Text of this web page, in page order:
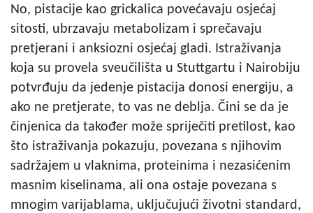
No, pistacije kao grickalica povećavaju osjećaj
sitosti, ubrzavaju metabolizam i sprečavaju
pretjerani i anksiozni osjećaj gladi. Istraživanja
koja su provela sveučilišta u Stuttgartu i Nairobiju
potvrđuju da jedenje pistacija donosi energiju, a
ako ne pretjerate, to vas ne deblja. Čini se da je
činjenica da također može spriječiti pretilost, kao
što istraživanja pokazuju, povezana s njihovim
sadržajem u vlaknima, proteinima i nezasićenim
masnim kiselinama, ali ona ostaje povezana s
mnogim varijablama, uključujući životni standard,